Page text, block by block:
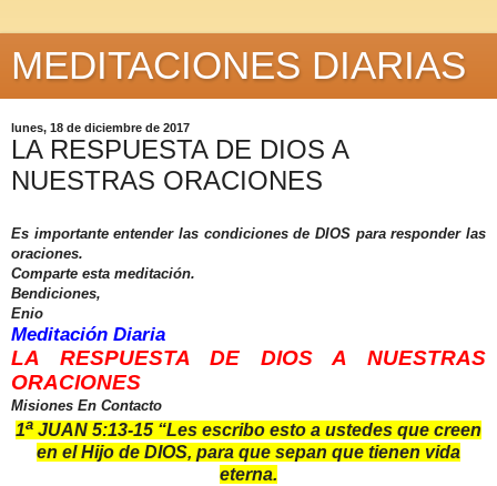
MEDITACIONES DIARIAS
lunes, 18 de diciembre de 2017
LA RESPUESTA DE DIOS A
NUESTRAS ORACIONES
Es importante entender las condiciones de DIOS para responder las
oraciones.
Comparte esta meditación.
Bendiciones,
Enio
Meditación Diaria
LA RESPUESTA DE DIOS A NUESTRAS
ORACIONES
Misiones En Contacto
1a JUAN 5:13-15 “Les escribo esto a ustedes que creen
en el Hijo de DIOS, para que sepan que tienen vida
eterna.